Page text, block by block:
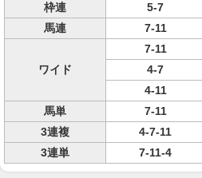
枠連
5-7
馬連
7-11
ワイド
7-11
4-7
4-11
馬単
7-11
3連複
4-7-11
3連単
7-11-4